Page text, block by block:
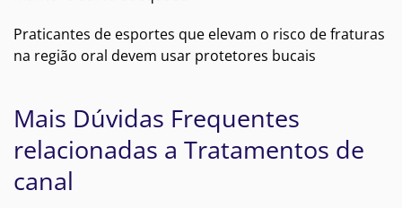
Praticantes de esportes que elevam o risco de fraturas
na região oral devem usar protetores bucais
Mais Dúvidas Frequentes
relacionadas a Tratamentos de
canal